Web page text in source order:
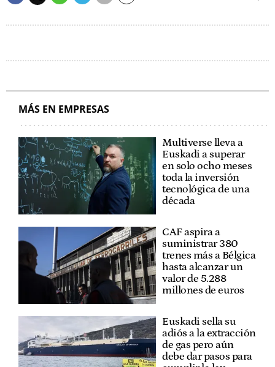
MÁS EN EMPRESAS
Multiverse lleva a
Euskadi a superar
en solo ocho meses
toda la inversión
tecnológica de una
década
CAF aspira a
suministrar 380
trenes más a Bélgica
hasta alcanzar un
valor de 5.288
millones de euros
Euskadi sella su
adiós a la extracción
de gas pero aún
debe dar pasos para